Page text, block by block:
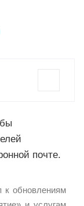
почте.
к обновлениям